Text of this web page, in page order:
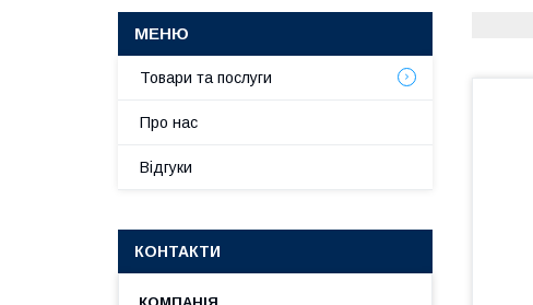
Товари та послуги
Про нас
Відгуки
КОНТАКТИ